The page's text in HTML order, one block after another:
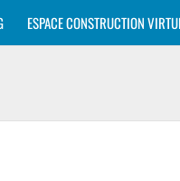
ESPACE CONSTRUCTION